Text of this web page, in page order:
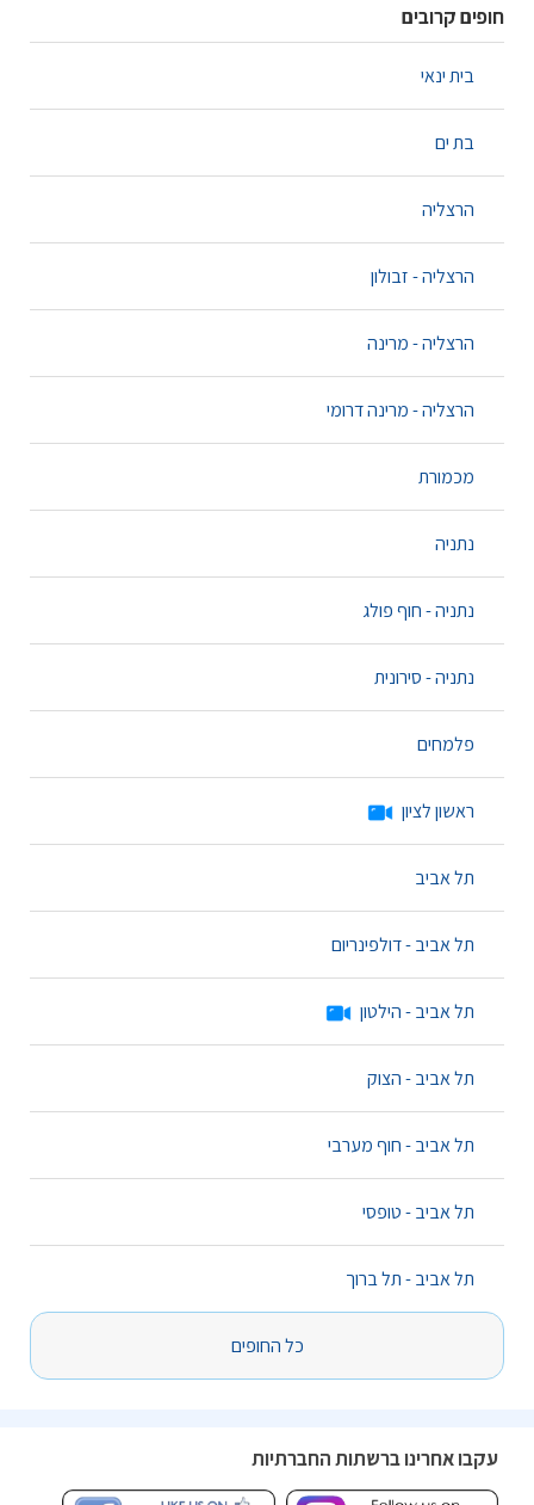
חופים קרובים
בית ינאי
בת ים
הרצליה
הרצליה - זבולון
הרצליה - מרינה
הרצליה - מרינה דרומי
מכמורת
נתניה
נתניה - חוף פולג
נתניה - סירונית
פלמחים
ראשון לציון
תל אביב
תל אביב - דולפינריום
תל אביב - הילטון
תל אביב - הצוק
תל אביב - חוף מערבי
תל אביב - טופסי
תל אביב - תל ברוך
כל החופים
עקבו אחרינו ברשתות החברתיות